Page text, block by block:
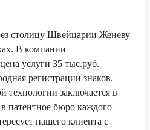
столицу Швейцарии Женеву
В компании
услуги 35 тыс.руб.
регистрации знаков.
технологии заключается в
в патентное бюро каждого
нашего клиента с